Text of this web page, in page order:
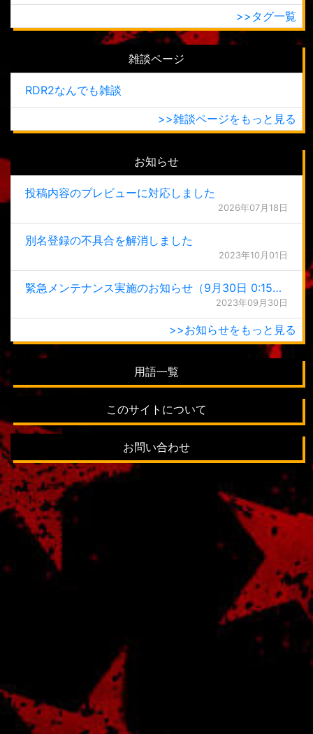
>>タグ一覧
雑談ページ
RDR2なんでも雑談
>>雑談ページをもっと見る
お知らせ
投稿内容のプレビューに対応しました
2026年07月18日
別名登録の不具合を解消しました
2023年10月01日
緊急メンテナンス実施のお知らせ（9月30日 0:15更新）
2023年09月30日
>>お知らせをもっと見る
用語一覧
このサイトについて
お問い合わせ